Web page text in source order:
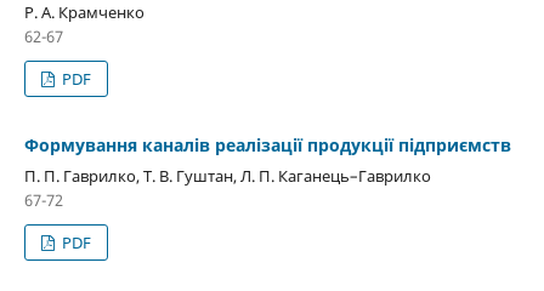
Р. А. Крамченко
62-67
PDF
Формування каналів реалізації продукції підприємств
П. П. Гаврилко, Т. В. Гуштан, Л. П. Каганець–Гаврилко
67-72
PDF